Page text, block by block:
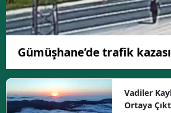
Gümüşhane’de trafik
Vadiler
Ortaya